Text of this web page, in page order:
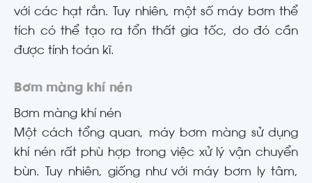
với các hạt rắn. Tuy nhiên, một số máy bơm thể
tích có thể tạo ra tổn thất gia tốc, do đó cần
được tính toán kĩ.
Bơm màng khí nén
Bơm màng khí nén
Một cách tổng quan, máy bơm màng sử dụng
khí nén rất phù hợp trong việc xử lý vận chuyển
bùn. Tuy nhiên, giống như với máy bơm ly tâm,